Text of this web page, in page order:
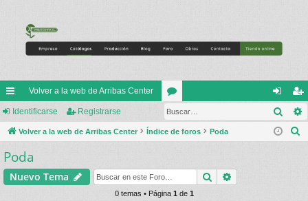
nl
ac
es
rá
Volver a la web de Arribas Center
or
os
de
nti
eg
ist
Identificarse Registrarse
Volver a la web de Arribas Center Índice de foros Poda
Poda
Nuevo Tema Buscar
0 temas • Página 1de 1